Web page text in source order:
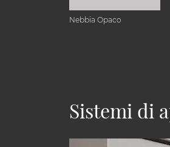
Nebbia Opaco
Sistemi di